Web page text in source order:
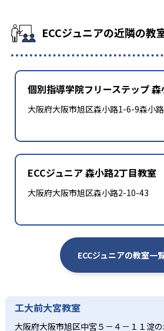
ECCジュニアの近隣の教
個別指導学院フリーステップ
大阪府大阪市旭区森小路1-6-9森小
ECCジュニア 森小路2丁目教室
大阪府大阪市旭区森小路2-10-43
ECCジュニアの教室一
工大前大宮教室
大阪府大阪市旭区中宮５－４－１１淀